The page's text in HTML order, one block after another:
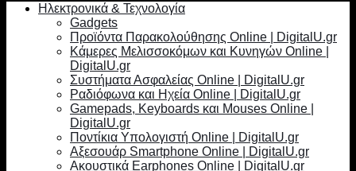
Ηλεκτρονικά & Τεχνολογία
Gadgets
Προϊόντα Παρακολούθησης Online | DigitalU.gr
Κάμερες Μελισσοκόμων και Κυνηγών Online |
DigitalU.gr
Συστήματα Ασφαλείας Online | DigitalU.gr
Ραδιόφωνα και Ηχεία Online | DigitalU.gr
Gamepads, Keyboards και Mouses Online |
DigitalU.gr
Ποντίκια Υπολογιστή Online | DigitalU.gr
Αξεσουάρ Smartphone Online | DigitalU.gr
Ακουστικά Earphones Online | DigitalU.gr